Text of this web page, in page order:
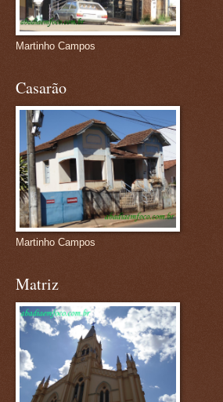
Martinho Campos
Casarão
Martinho Campos
Matriz